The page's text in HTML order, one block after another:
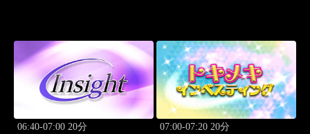
06:40-07:00 20分 07:00-07:20 20分